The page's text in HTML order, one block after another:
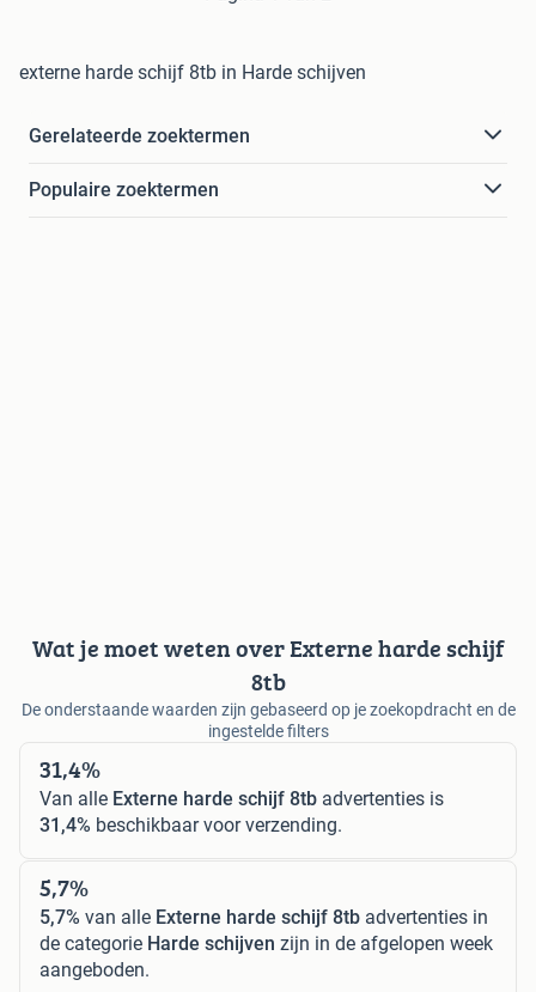
externe harde schijf 8tb in Harde schijven
Gerelateerde zoektermen
Populaire zoektermen
Wat je moet weten over Externe harde schijf
8tb
De onderstaande waarden zijn gebaseerd op je zoekopdracht en de
ingestelde filters
31,4%
Van alle Externe harde schijf 8tb advertenties is
31,4% beschikbaar voor verzending.
5,7%
5,7% van alle Externe harde schijf 8tb advertenties in
de categorie Harde schijven zijn in de afgelopen week
aangeboden.